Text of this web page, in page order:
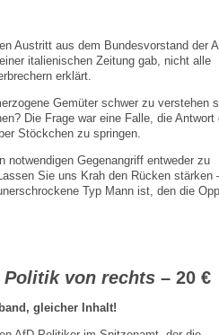
Austritt aus dem Bundesvorstand der
italienischen Zeitung gab, nicht alle
erklärt.
Gemüter schwer zu verstehen
Die Frage war eine Falle, die Antwort
Stöckchen zu springen.
notwendigen Gegenangriff entweder zu
Sie uns Krah den Rücken stärken
Typ Mann ist, den die
Politik von rechts – 20 €
gleicher Inhalt!